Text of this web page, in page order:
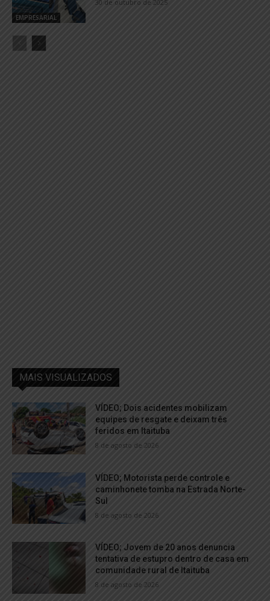
EMPRESARIAL
30 de outubro de 2025
MAIS VISUALIZADOS
VÍDEO; Dois acidentes mobilizam
equipes de resgate e deixam três
feridos em Itaituba
8 de agosto de 2026
VÍDEO; Motorista perde controle e
caminhonete tomba na Estrada Norte-
Sul
8 de agosto de 2026
VÍDEO; Jovem de 20 anos denuncia
tentativa de estupro dentro de casa em
comunidade rural de Itaituba
8 de agosto de 2026